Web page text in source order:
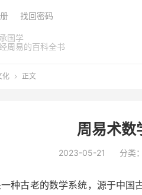
国学
周易的百科全书
找回密码
化  正文
周易术数
2023-05-21 分类：
种古老的数学系统，源于中国